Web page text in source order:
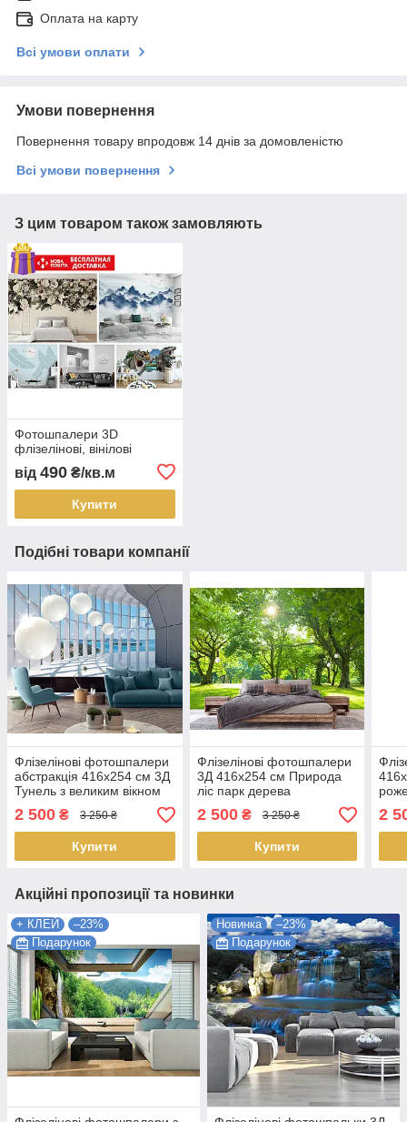
Оплата на карту
Всі умови оплати
Умови повернення
Повернення товару впродовж 14 днів за домовленістю
Всі умови повернення
З цим товаром також замовляють
Фотошпалери 3D
флізелінові, вінілові
від 490 ₴/кв.м
Купити
Подібні товари компанії
Флізелінові фотошпалери
абстракція 416x254 см 3Д
Тунель з великим вікном
та кулями (10419VEXXXL)
Найкраща якість
2 500 ₴ 3 250 ₴
Купити
Флізелінові фотошпалери
3Д 416x254 см Природа
ліс парк дерева
(14529VEXXXL) Найкраща
якість
2 500₴ 3 250 ₴
Купити
2
Акційні пропозиції та новинки
+ КЛЕЙ
–23%
Подарунок
Новинка
–23%
Подарунок